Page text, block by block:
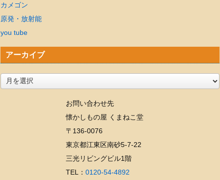
カメゴン
原発・放射能
you tube
アーカイブ
お問い合わせ先
懐かしもの屋 くまねこ堂
〒136-0076
東京都江東区南砂5-7-22
三光リビングビル1階
TEL： 0120-54-4892